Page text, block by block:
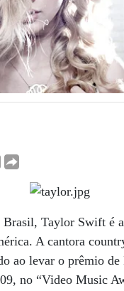
Brasil, Taylor Swift é
A cantora
ao levar o prêmio
no “Video Music